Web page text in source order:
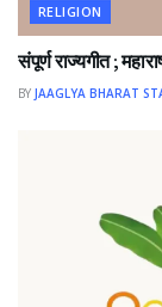
RELIGION
संपूर्ण राज्यगीत ;
BY JAAGLYA BHARAT